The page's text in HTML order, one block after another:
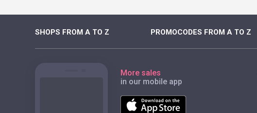
SHOPS FROM A TO Z PROMOCODES FROM A TO Z
More sales
in our mobile app